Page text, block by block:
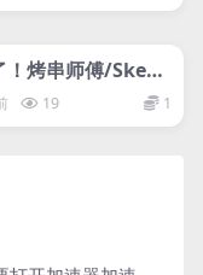
网盘下载游戏
！烤串师傅/Skew
19 1